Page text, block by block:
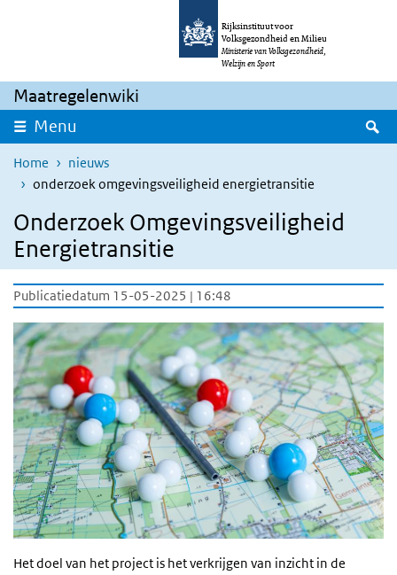
Overslaan en naar de inhoud gaan
Rijksinstituut voor
Volksgezondheid en Milieu
Ministerie van Volksgezondheid,
Welzijn en Sport
Maatregelenwiki
Menu
Home
nieuws
onderzoek omgevingsveiligheid energietransitie
Onderzoek Omgevingsveiligheid
Energietransitie
Publicatiedatum 15-05-2025 | 16:48
Het doel van het project is het verkrijgen van inzicht in de